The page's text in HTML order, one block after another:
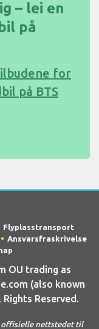
– lei en
på
for
på BTS
Flyplasstransport
Ansvarsfraskrivelse
OU trading as
(also known
Reserved.
offisielle nettstedet til